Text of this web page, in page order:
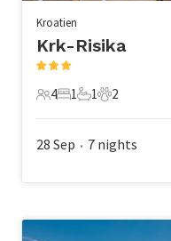
Kroatien
Krk-Risika
4 Gäste
4
1 Schlafzimmer
1
1 Badezimmer
1
2 Haustiere
2
28 Sep • 7 nights